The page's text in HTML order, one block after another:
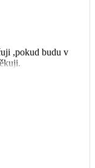
,pokud budu v